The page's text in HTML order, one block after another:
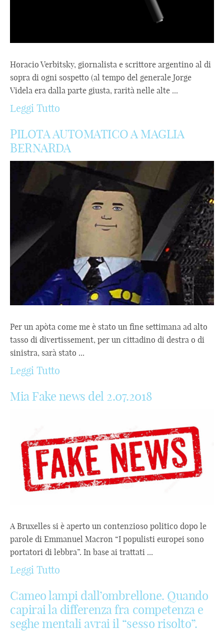
Horacio Verbitsky, giornalista e scrittore argentino al di
sopra di ogni sospetto (al tempo del generale Jorge
Videla era dalla parte giusta, rarità nelle alte ...
Leggi Tutto
PILOTA AUTOMATICO A MAGLIA
BERNARDA
Per un apòta come me è stato un fine settimana ad alto
tasso di divertissement, per un cittadino di destra o di
sinistra, sarà stato ...
Leggi Tutto
Mia Fake news del 2.07.2018
A Bruxelles si è aperto un contenzioso politico dopo le
parole di Emmanuel Macron “I populisti europei sono
portatori di lebbra”. In base ai trattati ...
Leggi Tutto
Cameo lampi dall’ombrellone. Quando
capirai la differenza fra competenza e
seghe mentali avrai il “sesso risolto”.